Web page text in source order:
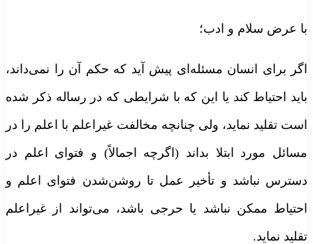
عرض سلام و ادب؛
براى انسان مسئله‌ای پیش آید که حکم آن را نمی‌داند،
احتیاط کند یا این که با شرایطى که در رساله ذکر شده
تقلید نماید، ولى چنانچه مخالفت غیراعلم با اعلم را در
مورد ابتلا بداند (اگرچه اجمالاً) و فتواى اعلم در
نباشد و تأخیر عمل تا روشن‌شدن فتواى اعلم و
ممکن نباشد یا حرجى باشد، می‌تواند از غیراعلم
نماید.